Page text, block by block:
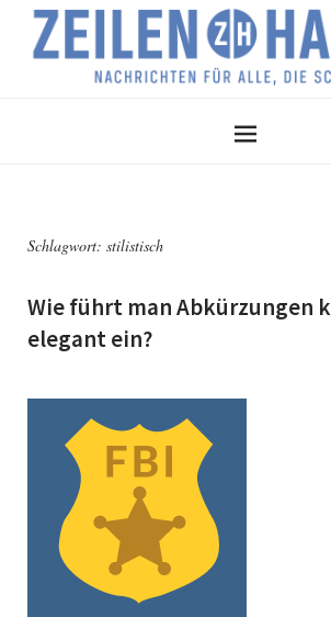
Schlagwort: stilistisch
Wie führt man Abkürzungen
elegant ein?